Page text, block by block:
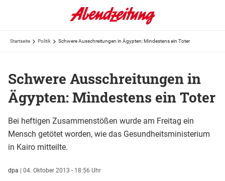
Startseite Politik Schwere Ausschreitungen in Ägypten: Mindestens ein Toter
Schwere Ausschreitungen in
Ägypten: Mindestens ein Toter
Bei heftigen Zusammenstößen wurde am Freitag ein
Mensch getötet worden, wie das Gesundheitsministerium
in Kairo mitteilte.
dpa | 04. Oktober 2013 - 18:56 Uhr